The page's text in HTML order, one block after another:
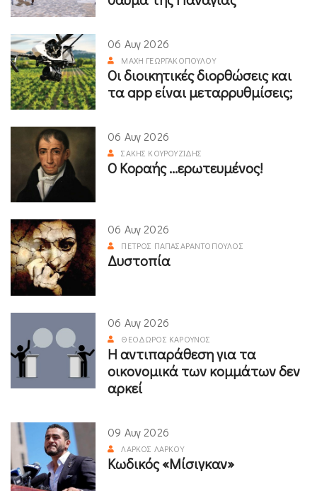
06 Αυγ 2026
ΜΆΧΗ ΓΕΩΡΓΑΚΟΠΟΎΛΟΥ
Οι διοικητικές διορθώσεις και
τα app είναι μεταρρυθμίσεις;
06 Αυγ 2026
ΣΆΚΗΣ ΚΟΥΡΟΥΖΊΔΗΣ
Ο Κοραής ...ερωτευμένος!
06 Αυγ 2026
ΠΈΤΡΟΣ ΠΑΠΑΣΑΡΑΝΤΌΠΟΥΛΟΣ
Δυστοπία
06 Αυγ 2026
ΘΕΌΔΩΡΟΣ ΚΑΡΟΎΝΟΣ
Η αντιπαράθεση για τα
οικονομικά των κομμάτων δεν
αρκεί
09 Αυγ 2026
ΛΆΡΚΟΣ ΛΆΡΚΟΥ
Κωδικός «Μίσιγκαν»